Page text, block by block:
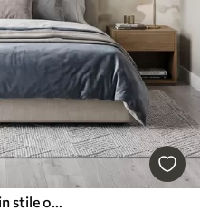
Giardino imperiale con animali in stile orientale: scimmia, leopardo, tigre, pavone e airone